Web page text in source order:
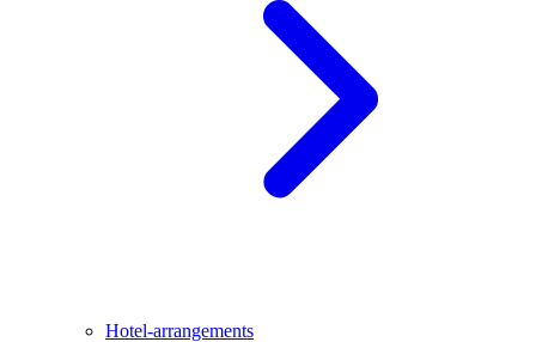
Hotel-arrangements